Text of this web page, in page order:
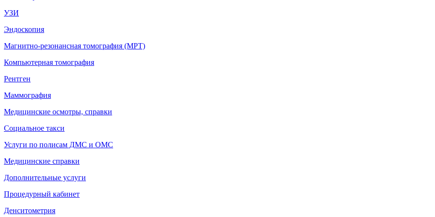
УЗИ
Эндоскопия
Магнитно-резонансная томография (МРТ)
Компьютерная томография
Рентген
Маммография
Медицинские осмотры, справки
Социальное такси
Услуги по полисам ДМС и ОМС
Медицинские справки
Дополнительные услуги
Процедурный кабинет
Денситометрия